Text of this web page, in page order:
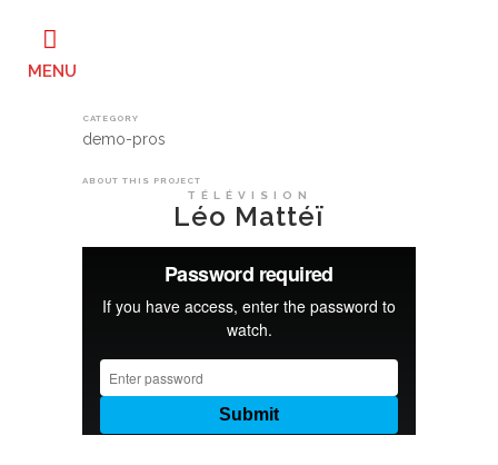
CATEGORY
demo-pros
ABOUT THIS PROJECT
TÉLÉVISION
Léo Mattéï